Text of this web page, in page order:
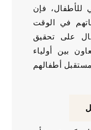
للأطفال، فإن
في الوقت
على تحقيق
بين أولياء